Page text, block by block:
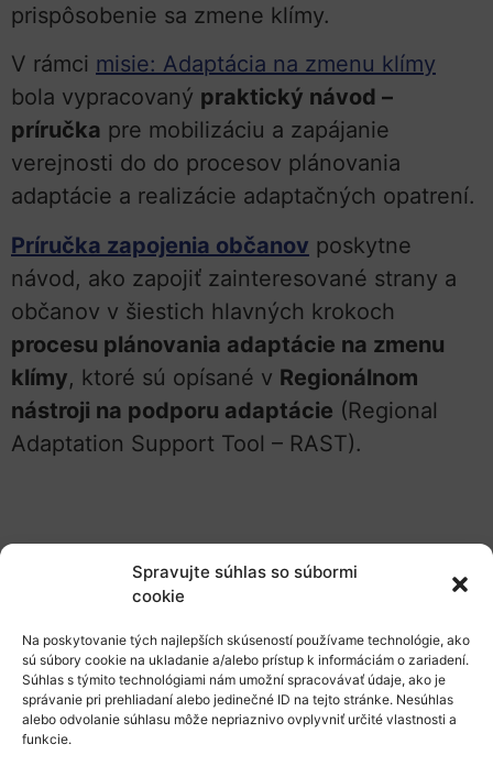
Spravujte súhlas so súbormi
cookie
Na poskytovanie tých najlepších skúseností používame technológie, ako
sú súbory cookie na ukladanie a/alebo prístup k informáciám o zariadení.
Súhlas s týmito technológiami nám umožní spracovávať údaje, ako je
správanie pri prehliadaní alebo jedinečné ID na tejto stránke. Nesúhlas
alebo odvolanie súhlasu môže nepriaznivo ovplyvniť určité vlastnosti a
funkcie.
prispôsobenie sa zmene klímy.
V rámci misie: Adaptácia na zmenu klímy
bola vypracovaný praktický návod –
príručka pre mobilizáciu a zapájanie
verejnosti do do procesov plánovania
adaptácie a realizácie adaptačných opatrení.
Príručka zapojenia občanov poskytne
návod, ako zapojiť zainteresované strany a
občanov v šiestich hlavných krokoch
procesu plánovania adaptácie na zmenu
klímy, ktoré sú opísané v Regionálnom
nástroji na podporu adaptácie (Regional
Adaptation Support Tool – RAST).
Táto príručka je určená pre regionálne a
miestne orgány a bola vypracovaná ako
Adaptácia na zmenu klímy (MIP4Adapt).
Predstavuje vyskúšané a overené nástroje a
metódy, ktoré vám môžu pomôcť pri prijímaní
celospoločenského prístupu, ktorý nenechá